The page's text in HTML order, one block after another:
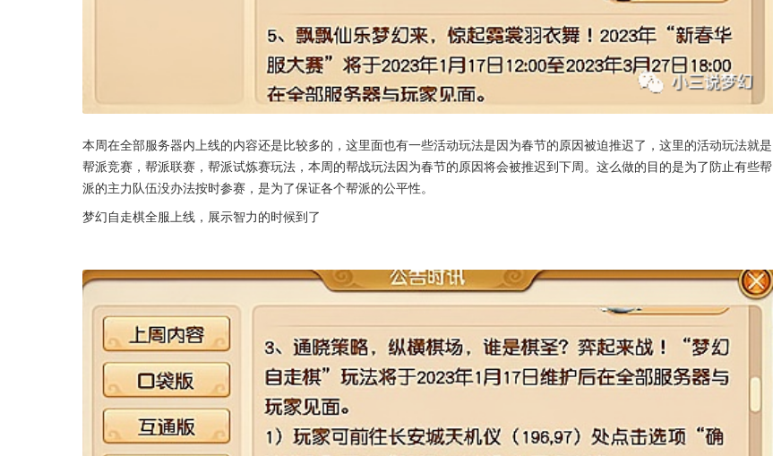
本周在全部服务器内上线的内容还是比较多的，这里面也有一些活动玩法是因为春节的原因被迫推迟了，这里的活动玩法就是
帮派竞赛，帮派联赛，帮派试炼赛玩法，本周的帮战玩法因为春节的原因将会被推迟到下周。这么做的目的是为了防止有些帮
派的主力队伍没办法按时参赛，是为了保证各个帮派的公平性。
梦幻自走棋全服上线，展示智力的时候到了